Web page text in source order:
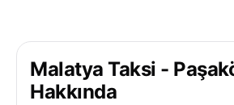
Malatya Taksi -
Hakkında